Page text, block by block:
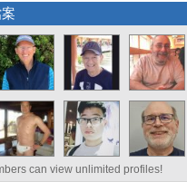
can view unlimited profiles!